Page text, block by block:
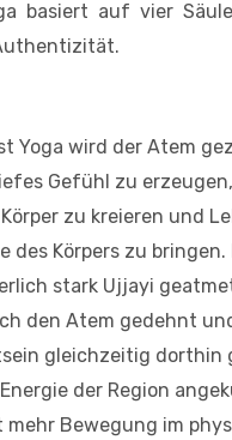
basiert auf vier
Yoga wird der Atem
Gefühl zu
zu kreieren und
des Körpers zu bringen.
stark Ujjayi
den Atem gedehnt
gleichzeitig dorthin
der Region
Bewegung im